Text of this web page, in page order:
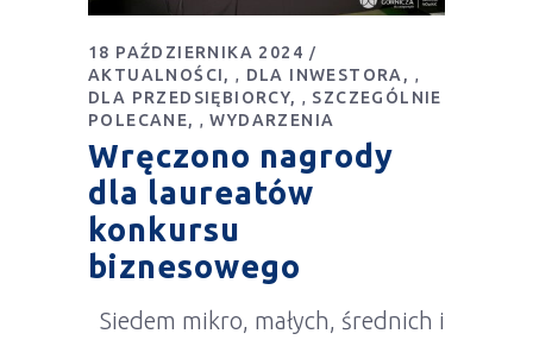
18 PAŹDZIERNIKA 2024
AKTUALNOŚCI
, DLA INWESTORA ,
DLA PRZEDSIĘBIORCY , SZCZEGÓLNIE
POLECANE
,WYDARZENIA
Wręczono nagrody
dla laureatów
konkursu
biznesowego
Siedem mikro, małych, średnich i